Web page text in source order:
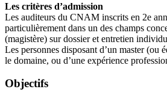
Les critères d’admission
Les auditeurs du CNAM inscrits en 2e
particulièrement dans un des champs
(magistère) sur dossier et entretien
Les personnes disposant d’un master (ou
le domaine, ou d’une expérience
Objectifs